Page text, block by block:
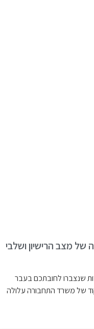
מצב הרישיון ושלבי
שנצברו לחובתכם בעבר
של משרד התחבורה עלולה